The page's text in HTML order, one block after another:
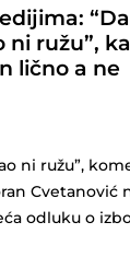
ružu”,
lično a ne
ni ružu”,
Cvetanović
odluku o